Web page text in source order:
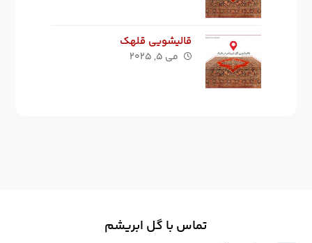
قالیشویی قلهک
می ۵, ۲۰۲۵
تماس با گل ابریشم